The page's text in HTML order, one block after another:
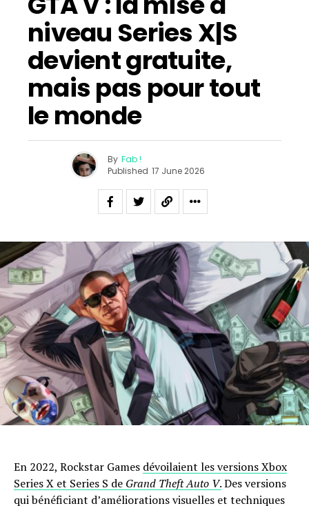
niveau Series X|S
devient gratuite,
mais pas pour tout
le monde
By Fab !
Published 17 June 2026
En 2022, Rockstar Games dévoilaient les versions Xbox
Series X et Series S de Grand Theft Auto V.Des versions
qui bénéficiant d’améliorations visuelles et techniques